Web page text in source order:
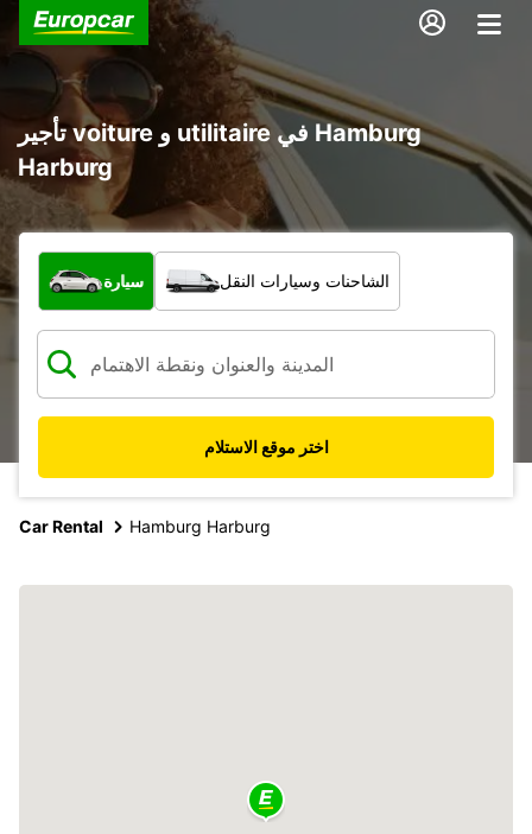
تأجير voiture و utilitaire في Hamburg
Harburg
ما نوع المركبة؟
سيارة الشاحنات وسيارات النقل
اختر موقع الاستلام
Car Rental Hamburg Harburg